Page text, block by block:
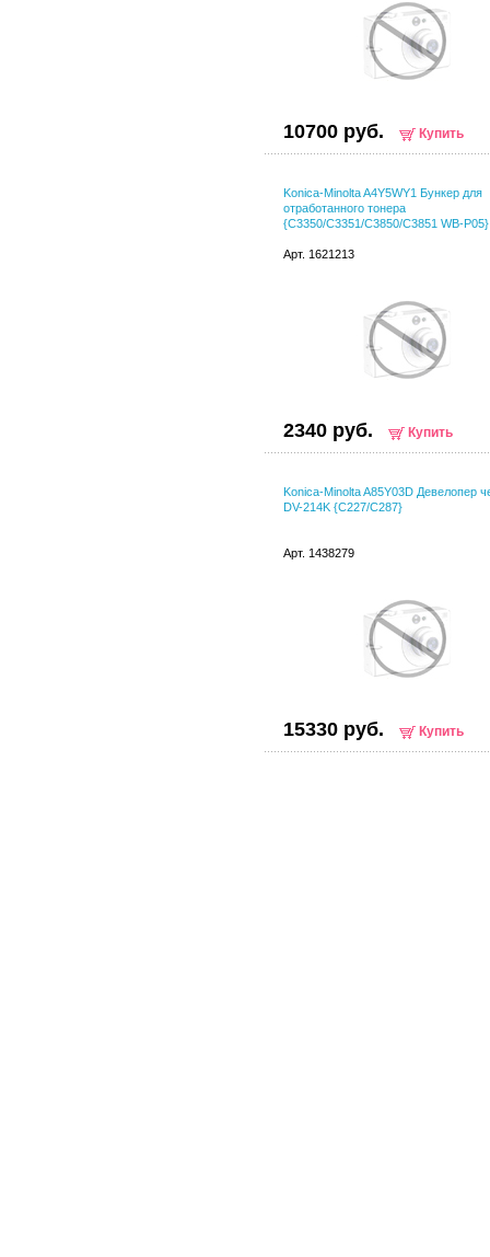
10700 руб. Купить
Konica-Minolta A4Y5WY1 Бункер для
отработанного тонера
{C3350/C3351/C3850/C3851 WB-P05}
Арт. 1621213
2340 руб. Купить
Konica-Minolta A85Y03D Девелопер
DV-214K {C227/C287}
Арт. 1438279
15330 руб. Купить